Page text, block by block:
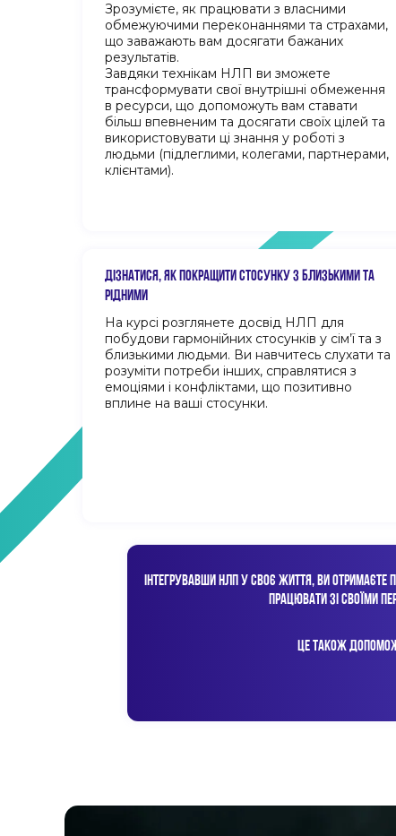
Зрозумієте, як працювати з власними
обмежуючими переконаннями та страхами,
що заважають вам досягати бажаних
результатів.
Завдяки технікам НЛП ви зможете
трансформувати свої внутрішні обмеження
в ресурси, що допоможуть вам ставати
більш впевненим та досягати своїх цілей та
використовувати ці знання у роботі з
людьми (підлеглими, колегами, партнерами,
клієнтами).
ДІЗНАТИСЯ, ЯК ПОКРАЩИТИ СТОСУНКУ З БЛИЗЬКИМИ ТА
РІДНИМИ
На курсі розглянете досвід НЛП для
побудови гармонійних стосунків у сім’ї та з
близькими людьми. Ви навчитесь слухати та
розуміти потреби інших, справлятися з
емоціями і конфліктами, що позитивно
вплине на ваші стосунки.
ІНТЕГРУВАВШИ НЛП У СВОЄ ЖИТТЯ, ВИ ОТРИМАЄТЕ
ПРАЦЮВАТИ ЗІ СВОЇМИ
ЦЕ ТАКОЖ